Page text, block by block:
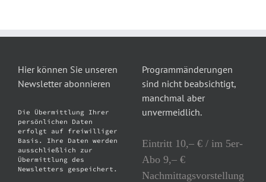
Hier können Sie unseren
Newsletter abonnieren
Die Übermittlung Ihrer
persönlichen Daten
erfolgt auf freiwilliger
Basis. Ihre Daten werden
ausschließlich zur
Übermittlung des
Newsletters gespeichert.
Programmänderungen
sind nicht beabsichtigt,
manchmal aber
unvermeidlich.
Eintritt 10,– € / im 5er-
Abo 9,– €
Nachmittagsvorstellung